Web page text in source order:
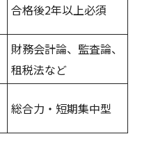
合格後2年以上必須
財務会計論、監査論、
租税法など
総合力・短期集中型